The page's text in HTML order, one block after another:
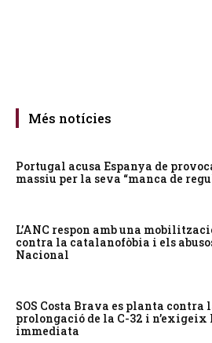
Més notícies
Portugal acusa Espanya de
massiu per la seva “manca de
L’ANC respon amb una
contra la catalanofòbia i els
Nacional
SOS Costa Brava es planta contra
prolongació de la C-32 i
immediata